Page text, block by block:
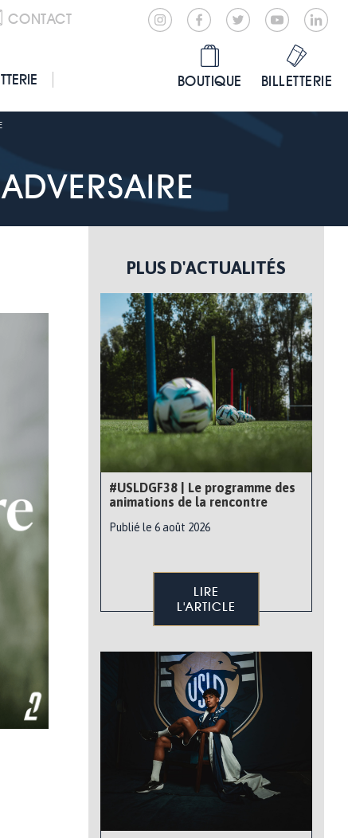
CONTACT
BOUTIQUE BILLETTERIE
PLUS D'ACTUALITÉS
#USLDGF38 | Le programme des
animations de la rencontre
Publié le 6 août 2026
LIRE
L'ARTICLE